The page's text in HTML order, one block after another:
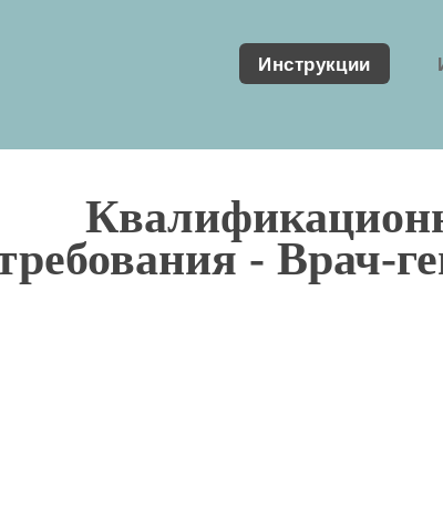
Инструкции
- Врач-